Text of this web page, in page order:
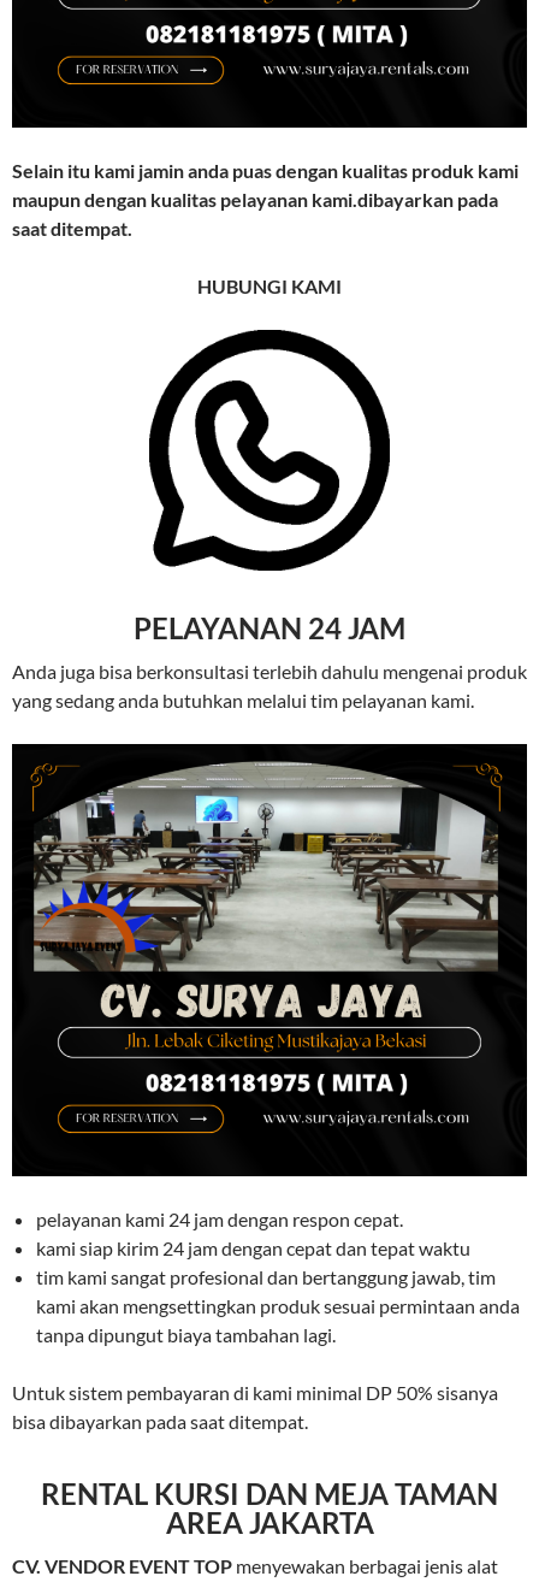
Selain itu kami jamin anda puas dengan kualitas produk kami
maupun dengan kualitas pelayanan kami.dibayarkan pada
saat ditempat.
HUBUNGI KAMI
PELAYANAN 24 JAM
Anda juga bisa berkonsultasi terlebih dahulu mengenai produk
yang sedang anda butuhkan melalui tim pelayanan kami.
pelayanan kami 24 jam dengan respon cepat.
kami siap kirim 24 jam dengan cepat dan tepat waktu
tim kami sangat profesional dan bertanggung jawab, tim
kami akan mengsettingkan produk sesuai permintaan anda
tanpa dipungut biaya tambahan lagi.
Untuk sistem pembayaran di kami minimal DP 50% sisanya
bisa dibayarkan pada saat ditempat.
RENTAL KURSI DAN MEJA TAMAN
AREA JAKARTA
CV. VENDOR EVENT TOP menyewakan berbagai jenis alat